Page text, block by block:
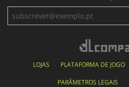
LOJAS PLATAFORMA DE JOGO
PARÂMETROS LEGAIS